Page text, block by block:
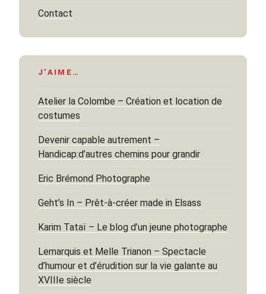
Contact
J’AIME…
Atelier la Colombe – Création et location de
costumes
Devenir capable autrement –
Handicap:d’autres chemins pour grandir
Eric Brémond Photographe
Geht’s In – Prêt-à-créer made in Elsass
Karim Tataï – Le blog d’un jeune photographe
Lemarquis et Melle Trianon – Spectacle
d’humour et d’érudition sur la vie galante au
XVIIIe siècle